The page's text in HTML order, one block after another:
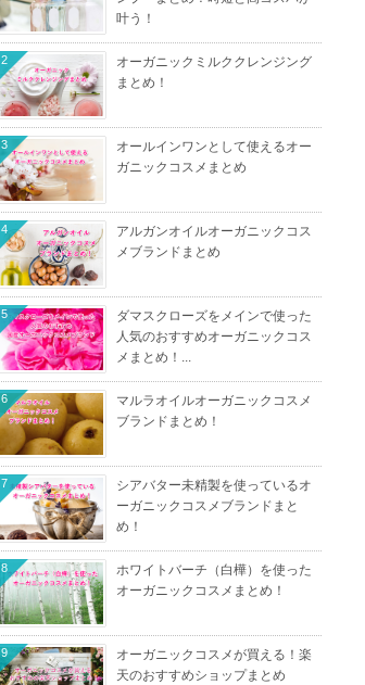
叶う！
オーガニックミルククレンジング
まとめ！
2
オールインワンとして使えるオー
ガニックコスメまとめ
3
アルガンオイルオーガニックコス
メブランドまとめ
4
ダマスクローズをメインで使った
人気のおすすめオーガニックコス
メまとめ！...
5
マルラオイルオーガニックコスメ
ブランドまとめ！
6
シアバター未精製を使っているオ
ーガニックコスメブランドまと
め！
7
ホワイトバーチ（白樺）を使った
オーガニックコスメまとめ！
8
オーガニックコスメが買える！楽
天のおすすめショップまとめ
9